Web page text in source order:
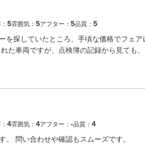
5雰囲気： 5アフター： 5品質： 5
を探していたところ、手頃な価格でフェ
た車両ですが、点検簿の記録から見ても
4雰囲気： 4アフター： ‐品質： 4
。 問い合わせや確認もスムーズです。